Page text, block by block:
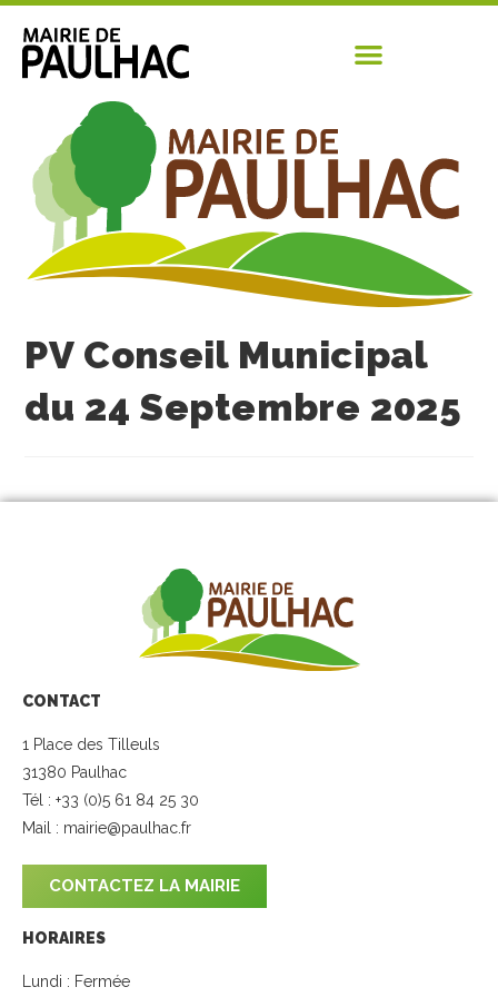
PV Conseil Municipal
du 24 Septembre 2025
CONTACT
1 Place des Tilleuls
31380 Paulhac
Tél : +33 (0)5 61 84 25 30
Mail : mairie@paulhac.fr
CONTACTEZ LA MAIRIE
HORAIRES
Lundi : Fermée